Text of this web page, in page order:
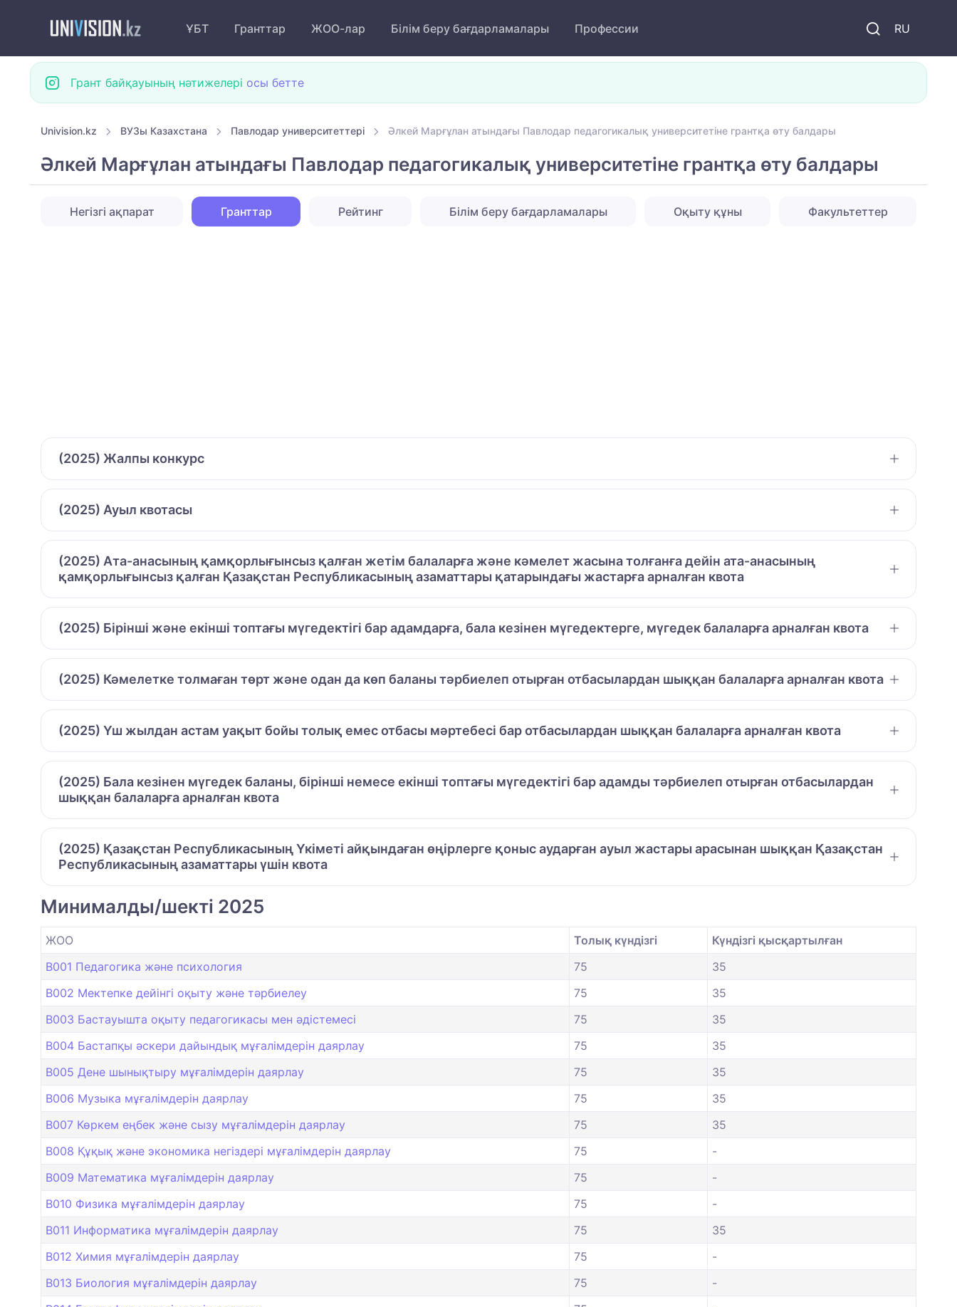
RU
ҰБТ Гранттар ЖОО-лар Білім беру бағдарламалары Профессии
Грант байқауының нәтижелері осы бетте
Univision.kz ВУЗы Казахстана Павлодар университеттері Әлкей Марғұлан атындағы Павлодар педагогикалық университетіне грантқа өту балдары
Әлкей Марғұлан атындағы Павлодар педагогикалық университетіне грантқа өту балдары
Негізгі ақпарат Гранттар Рейтинг Білім беру бағдарламалары Оқыту құны Факультеттер
(2025) Жалпы конкурс
(2025) Ауыл квотасы
(2025) Ата-анасының қамқорлығынсыз қалған жетім балаларға және кәмелет жасына толғанға дейін ата-анасының
қамқорлығынсыз қалған Қазақстан Республикасының азаматтары қатарындағы жастарға арналған квота
(2025) Бірінші және екінші топтағы мүгедектігі бар адамдарға, бала кезінен мүгедектерге, мүгедек балаларға арналған квота
(2025) Кәмелетке толмаған төрт және одан да көп баланы тәрбиелеп отырған отбасылардан шыққан балаларға арналған квота
(2025) Үш жылдан астам уақыт бойы толық емес отбасы мәртебесі бар отбасылардан шыққан балаларға арналған квота
(2025) Бала кезінен мүгедек баланы, бірінші немесе екінші топтағы мүгедектігі бар адамды тәрбиелеп отырған отбасылардан
шыққан балаларға арналған квота
(2025) Қазақстан Республикасының Үкіметі айқындаған өңірлерге қоныс аударған ауыл жастары арасынан шыққан Қазақстан
Республикасының азаматтары үшін квота
Минималды/шекті 2025
ЖОО Толық күндізгі
Күндізгі қысқартылған
B001 Педагогика және психология
75
35
B002 Мектепке дейінгі оқыту және тәрбиелеу
75
35
B003 Бастауышта оқыту педагогикасы мен әдістемесі
75
35
B004 Бастапқы әскери дайындық мұғалімдерін даярлау
75
35
B005 Дене шынықтыру мұғалімдерін даярлау
75
35
B006 Музыка мұғалімдерін даярлау
75
35
B007 Көркем еңбек және сызу мұғалімдерін даярлау
75
35
B008 Құқық және экономика негіздері мұғалімдерін даярлау
75
-
B009 Математика мұғалімдерін даярлау
75
-
B010 Физика мұғалімдерін даярлау
75
-
B011 Информатика мұғалімдерін даярлау
75
35
B012 Химия мұғалімдерін даярлау
75
-
B013 Биология мұғалімдерін даярлау
75
-